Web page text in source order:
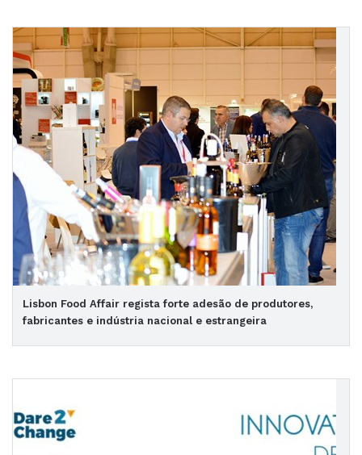
Lisbon Food Affair regista forte adesão de produtores,
fabricantes e indústria nacional e estrangeira